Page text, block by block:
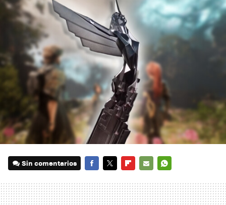
Sin comentarios
MAIL